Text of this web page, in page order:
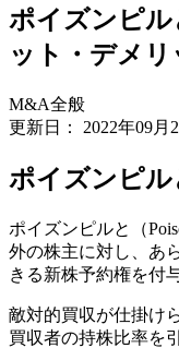
ポイズンピル
ット・デメ
M&A全般
更新日： 2022年09月
ポイズンピル
ポイズンピルと（
外の株主に対し、あ
きる新株予約権を付
敵対的買収が仕掛け
買収者の持株比率を